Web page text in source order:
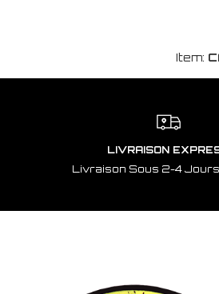
Item:
LIVRAISON
Livraison Sous 2-4